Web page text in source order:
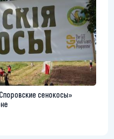
сенокосы»